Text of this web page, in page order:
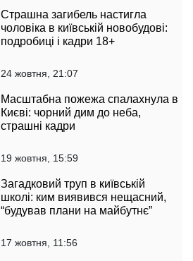
Страшна загибель настигла
чоловіка в київській новобудові:
подробиці і кадри 18+
24 жовтня, 21:07
Масштабна пожежа спалахнула в
Києві: чорний дим до неба,
страшні кадри
19 жовтня, 15:59
Загадковий труп в київській
школі: ким виявився нещасний,
“будував плани на майбутнє”
17 жовтня, 11:56